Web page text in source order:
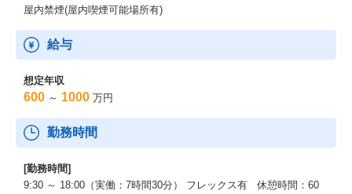
屋内禁煙(屋内喫煙可能場所有)
給与
想定年収
600 ～ 1000 万円
勤務時間
[勤務時間]
9:30 ～ 18:00（実働：7時間30分） フレックス有 休憩時間：60